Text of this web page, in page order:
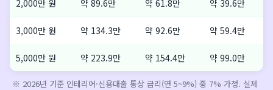
2,000만 원 약 89.6만 약 61.8만 약 39.6만
3,000만 원 약 134.3만 약 92.6만 약 59.4만
5,000만 원 약 223.9만 약 154.4만 약 99.0만
※ 2026년 기준 인테리어·신용대출 통상 금리(연 5~9%) 중 7% 가정. 실제